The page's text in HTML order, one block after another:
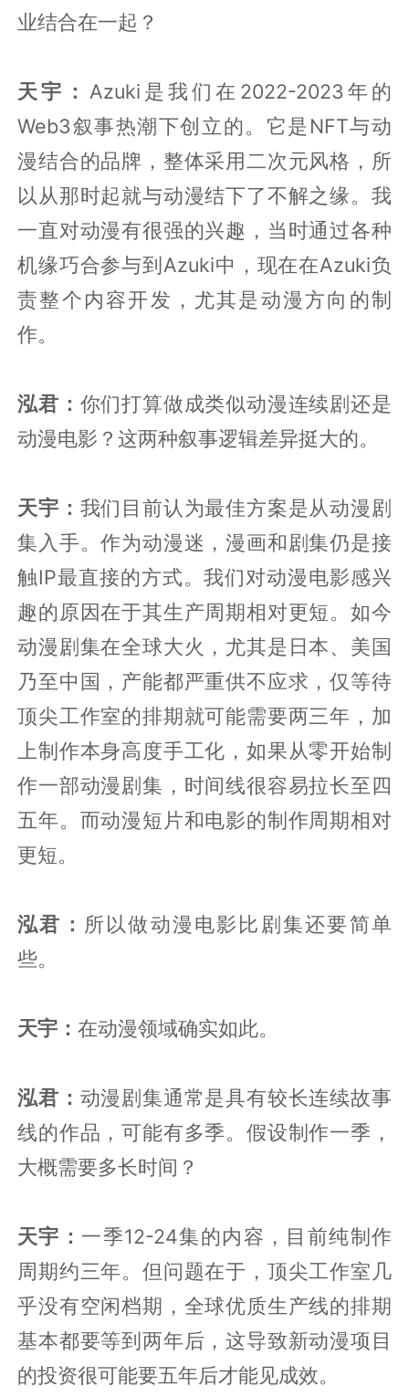
业结合在一起？
天宇： Azuki是我们在2022-2023年的
Web3叙事热潮下创立的。它是NFT与动
漫结合的品牌，整体采用二次元风格，所
以从那时起就与动漫结下了不解之缘。我
一直对动漫有很强的兴趣，当时通过各种
机缘巧合参与到Azuki中，现在在Azuki负
责整个内容开发，尤其是动漫方向的制
作。
泓君： 你们打算做成类似动漫连续剧还是
动漫电影？这两种叙事逻辑差异挺大的。
天宇： 我们目前认为最佳方案是从动漫剧
集入手。作为动漫迷，漫画和剧集仍是接
触IP最直接的方式。我们对动漫电影感兴
趣的原因在于其生产周期相对更短。如今
动漫剧集在全球大火，尤其是日本、美国
乃至中国，产能都严重供不应求，仅等待
顶尖工作室的排期就可能需要两三年，加
上制作本身高度手工化，如果从零开始制
作一部动漫剧集，时间线很容易拉长至四
五年。而动漫短片和电影的制作周期相对
更短。
泓君： 所以做动漫电影比剧集还要简单
些。
天宇：在动漫领域确实如此。
泓君： 动漫剧集通常是具有较长连续故事
线的作品，可能有多季。假设制作一季，
大概需要多长时间？
天宇： 一季12-24集的内容，目前纯制作
周期约三年。但问题在于，顶尖工作室几
乎没有空闲档期，全球优质生产线的排期
基本都要等到两年后，这导致新动漫项目
的投资很可能要五年后才能见成效。